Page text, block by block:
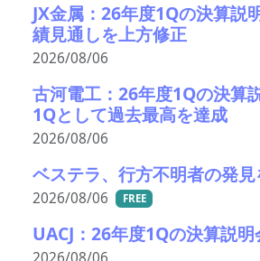
JX金属：26年度1Qの決算説
績見通しを上方修正
2026/08/06
古河電工：26年度1Qの決算
1Qとして過去最高を達成
2026/08/06
ベステラ、行方不明者の発
2026/08/06 FREE
UACJ：26年度1Qの決算説明